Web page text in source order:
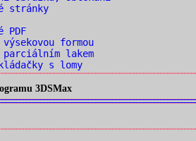
stránky
PDF
formou
lakem
s lomy
3DSMax